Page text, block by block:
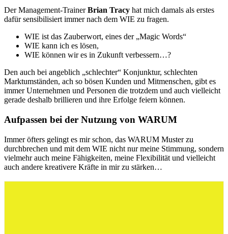
Der Management-TrainerBrian Tracy hat mich damals als erstes
dafür sensibilisiert immer nach dem WIE zu fragen.
WIE ist das Zauberwort, eines der „Magic Words“
WIE kann ich es lösen,
WIE können wir es in Zukunft verbessern…?
Den auch bei angeblich „schlechter“ Konjunktur, schlechten
Marktumständen, ach so bösen Kunden und Mitmenschen, gibt es
immer Unternehmen und Personen die trotzdem und auch vielleicht
gerade deshalb brillieren und ihre Erfolge feiern können.
Aufpassen bei der Nutzung von WARUM
Immer öfters gelingt es mir schon, das WARUM Muster zu
durchbrechen und mit dem WIE nicht nur meine Stimmung, sondern
vielmehr auch meine Fähigkeiten, meine Flexibilität und vielleicht
auch andere kreativere Kräfte in mir zu stärken…